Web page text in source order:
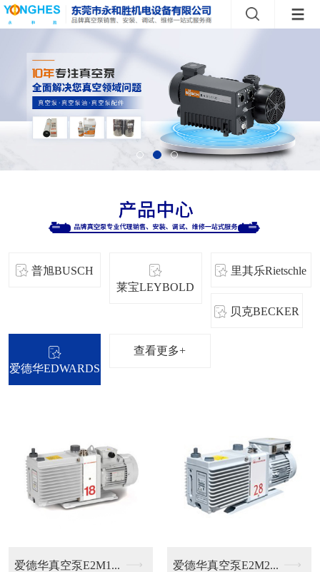
普旭BUSCH
莱宝LEYBOLD
里其乐Rietschle
贝克BECKER
爱德华EDWARDS
查看更多+
普旭排气滤芯 普旭油过滤器